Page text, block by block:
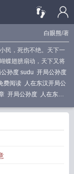
白眼熊/著
民，死伤不绝。天下一
蝶翅膀扇动，天下又将
孙度 sudu 开局公孙度
费阅读 人在东汉开局公
开局公孙度 人在东汉
txt